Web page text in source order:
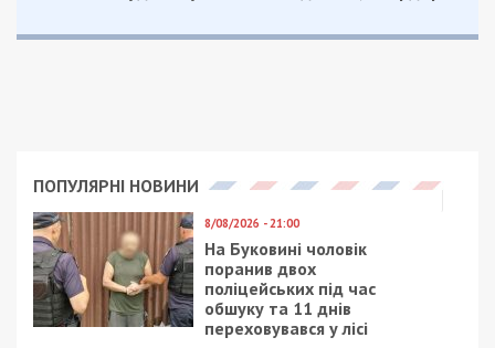
гражданство и уровень заработка украинского
боксера Александра Усика.